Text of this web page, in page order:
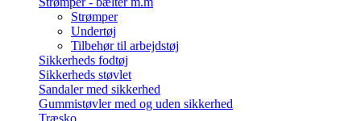
Strømper
Undertøj
Tilbehør til arbejdstøj
Sikkerheds fodtøj
Sikkerheds støvlet
Sandaler med sikkerhed
Gummistøvler med og uden sikkerhed
Træsko